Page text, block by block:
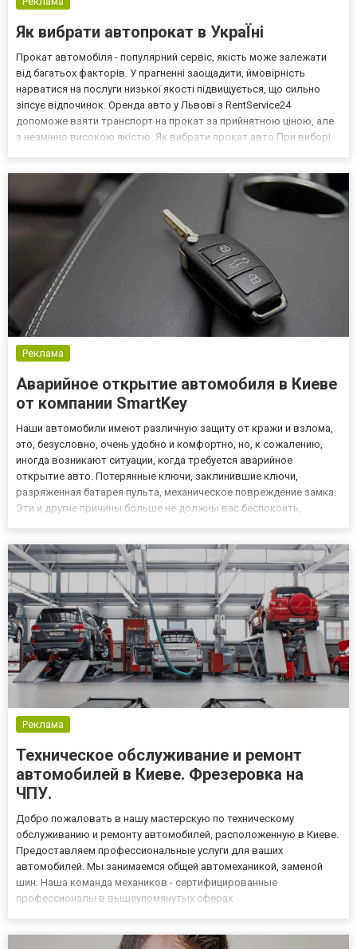
Як вибрати автопрокат в УкраЇні
Прокат автомобіля - популярний сервіс, якість може залежати
від багатьох факторів. У прагненні заощадити, ймовірність
нарватися на послуги низької якості підвищується, що сильно
зіпсує відпочинок. Оренда авто у Львові з RentService24
допоможе взяти транспорт на прокат за прийнятною ціною, але
з незмінно високою якістю. Як вибрати прокат авто При виборі
Реклама
Аварийное открытие автомобиля в Киеве
от компании SmartKey
Наши автомобили имеют различную защиту от кражи и взлома,
это, безусловно, очень удобно и комфортно, но, к сожалению,
иногда возникают ситуации, когда требуется аварийное
открытие авто. Потерянные ключи, заклинившие ключи,
разряженная батарея пульта, механическое повреждение замка.
Эти и другие причины больше не должны вас беспокоить,
новейших инструм...
Реклама
Техническое обслуживание и ремонт
автомобилей в Киеве. Фрезеровка на
ЧПУ.
Добро пожаловать в нашу мастерскую по техническому
обслуживанию и ремонту автомобилей, расположенную в Киеве.
Предоставляем профессиональные услуги для ваших
автомобилей. Мы занимаемся общей автомеханикой, заменой
шин. Наша команда механиков - сертифицированные
профессионалы в вышеупомянутых сферах
Авто. Чтобы записаться на прием в нашей мастерской,...